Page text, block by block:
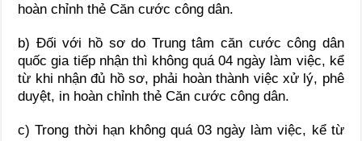
hoàn chỉnh thẻ Căn cước công dân.
b) Đối với hồ sơ do Trung tâm căn cước công dân
quốc gia tiếp nhận thì không quá 04 ngày làm việc, kể
từ khi nhận đủ hồ sơ, phải hoàn thành việc xử lý, phê
duyệt, in hoàn chỉnh thẻ Căn cước công dân.
c) Trong thời hạn không quá 03 ngày làm việc, kể từ